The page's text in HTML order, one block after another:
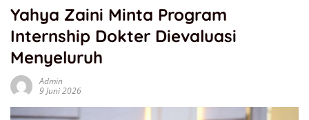
Yahya Zaini Minta Program
Internship Dokter Dievaluasi
Menyeluruh
Admin
9 Juni 2026